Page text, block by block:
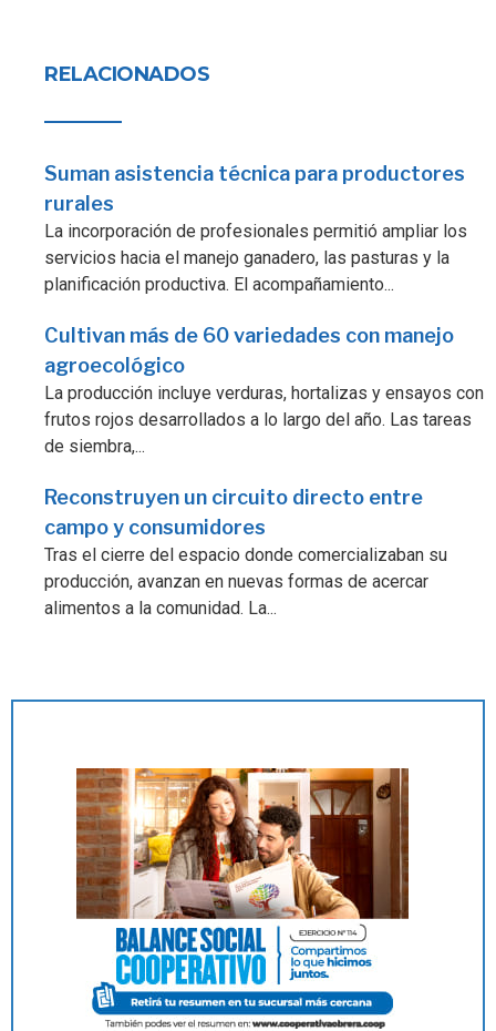
RELACIONADOS
Suman asistencia técnica para productores
rurales
La incorporación de profesionales permitió ampliar los
servicios hacia el manejo ganadero, las pasturas y la
planificación productiva. El acompañamiento...
Cultivan más de 60 variedades con manejo
agroecológico
La producción incluye verduras, hortalizas y ensayos con
frutos rojos desarrollados a lo largo del año. Las tareas
de siembra,...
Reconstruyen un circuito directo entre
campo y consumidores
Tras el cierre del espacio donde comercializaban su
producción, avanzan en nuevas formas de acercar
alimentos a la comunidad. La...